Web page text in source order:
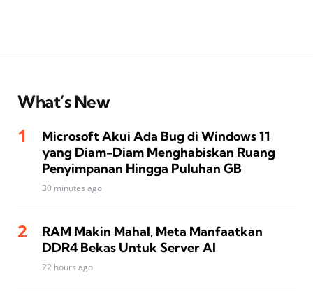
What’s New
Microsoft Akui Ada Bug di Windows 11
yang Diam-Diam Menghabiskan Ruang
Penyimpanan Hingga Puluhan GB
30 minutes ago
RAM Makin Mahal, Meta Manfaatkan
DDR4 Bekas Untuk Server AI
22 hours ago